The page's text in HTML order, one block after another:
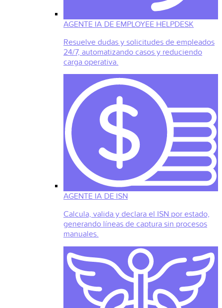
AGENTE IA DE EMPLOYEE HELPDESK
Resuelve dudas y solicitudes de empleados
24/7, automatizando casos y reduciendo
carga operativa.
AGENTE IA DE ISN
Calcula, valida y declara el ISN por estado,
generando líneas de captura sin procesos
manuales.